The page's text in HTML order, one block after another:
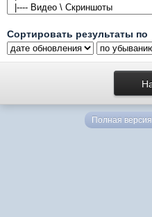
Сортировать результаты по
Полная версия